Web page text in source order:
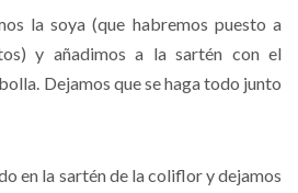
la soya (que habremos puesto a
y añadimos a la sartén con el
Dejamos que se haga todo junto
en la sartén de la coliflor y dejamos